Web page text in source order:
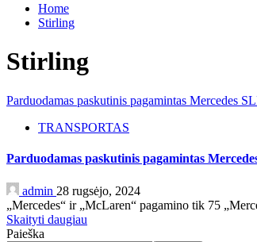
Home
Stirling
Stirling
Parduodamas paskutinis pagamintas Mercedes
TRANSPORTAS
Parduodamas paskutinis pagamintas
admin 28 rugsėjo, 2024
„Mercedes“ ir „McLaren“ pagamino tik 75
Skaityti daugiau
Paieška